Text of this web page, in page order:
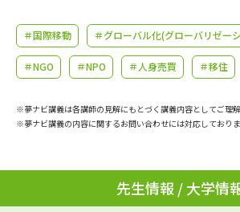
学問のミニ講義「夢ナビ講義」 学問分野
学問の教科書 夢ナビライ
ユーザーサポート
Ｑ＆Ａ よくあるご質問 大学進学ID
資料の料金の
＃国際移動 ＃グローバル化(グローバリゼー
＃NGO ＃NPO ＃人身売買 ＃移住
※夢ナビ講義は各講師の見解にもとづく講義内容としてご理解
※夢ナビ講義の内容に関するお問い合わせには対応しておりま
先生情報 / 大学情